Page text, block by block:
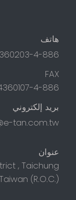
هاتف
4-886+
FAX
4-886+
بريد إلكتروني
tan.com.tw
عنوان
, Taichung
(R.O.C.)